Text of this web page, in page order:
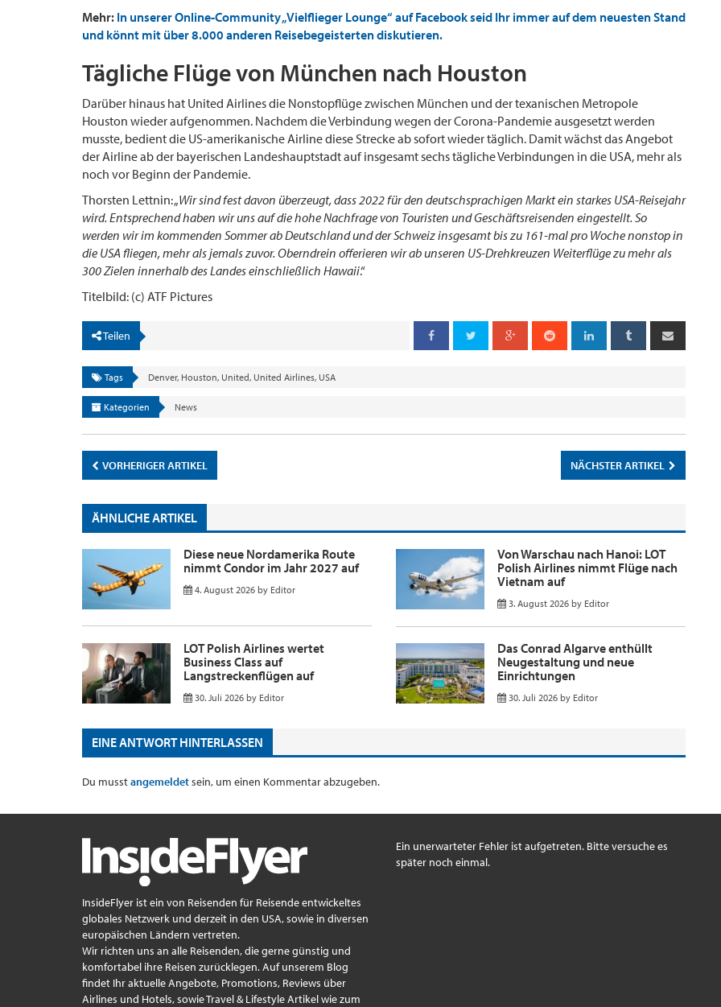
Mehr: In unserer Online-Community „Vielflieger Lounge“ auf Facebook seid Ihr immer auf dem neuesten Stand
und könnt mit über 8.000 anderen Reisebegeisterten diskutieren.
Tägliche Flüge von München nach Houston
Darüber hinaus hat United Airlines die Nonstopflüge zwischen München und der texanischen Metropole
Houston wieder aufgenommen. Nachdem die Verbindung wegen der Corona-Pandemie ausgesetzt werden
musste, bedient die US-amerikanische Airline diese Strecke ab sofort wieder täglich. Damit wächst das Angebot
der Airline ab der bayerischen Landeshauptstadt auf insgesamt sechs tägliche Verbindungen in die USA, mehr als
noch vor Beginn der Pandemie.
Thorsten Lettnin: „Wir sind fest davon überzeugt, dass 2022 für den deutschsprachigen Markt ein starkes USA-Reisejahr
wird. Entsprechend haben wir uns auf die hohe Nachfrage von Touristen und Geschäftsreisenden eingestellt. So
werden wir im kommenden Sommer ab Deutschland und der Schweiz insgesamt bis zu 161-mal pro Woche nonstop in
die USA fliegen, mehr als jemals zuvor. Oberndrein offerieren wir ab unseren US-Drehkreuzen Weiterflüge zu mehr als
300 Zielen innerhalb des Landes einschließlich Hawaii.“
Titelbild: (c) ATF Pictures
Teilen
Tags Denver, Houston, United, United Airlines, USA
Kategorien News
VORHERIGER ARTIKEL NÄCHSTER ARTIKEL
ÄHNLICHE ARTIKEL
Diese neue Nordamerika Route
nimmt Condor im Jahr 2027 auf
4. August 2026 by Editor
Von Warschau nach Hanoi: LOT
Polish Airlines nimmt Flüge nach
Vietnam auf
3. August 2026 by Editor
LOT Polish Airlines wertet
Business Class auf
Langstreckenflügen auf
30. Juli 2026 by Editor
Das Conrad Algarve enthüllt
Neugestaltung und neue
Einrichtungen
30. Juli 2026 by Editor
EINE ANTWORT HINTERLASSEN
Du musstangemeldetsein, um einen Kommentar abzugeben.
InsideFlyer ist ein von Reisenden für Reisende entwickeltes
globales Netzwerk und derzeit in den USA, sowie in diversen
europäischen Ländern vertreten.
Wir richten uns an alle Reisenden, die gerne günstig und
komfortabel ihre Reisen zurücklegen. Auf unserem Blog
findet Ihr aktuelle Angebote, Promotions, Reviews über
Airlines und Hotels, sowie Travel & Lifestyle Artikel wie zum
Ein unerwarteter Fehler ist aufgetreten. Bitte versuche es
später noch einmal.